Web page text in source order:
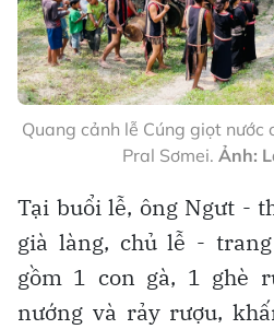
Quang cảnh lễ Cúng giọt
Pral Sơmei. Ảnh:
Tại buổi lễ, ông Ngưt -
già làng, chủ lễ -
gồm 1 con gà, 1 ghè
nướng và rảy rượu,